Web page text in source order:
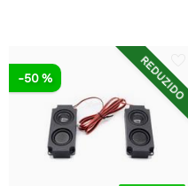
REDUZIDO
-50 %